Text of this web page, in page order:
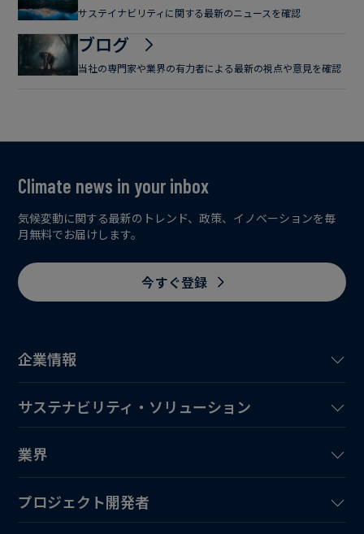
サステイナビリティに関する最新のニュースを確認
ブログ
当社の専門家や業界の有力者による最新の視点や意見を確認
企業情報
サステナビリティ・ソリューション
業界
プロジェクト開発者
Climate news in your inbox
気候変動に関する最新のトレンド、政策、イノベーションを毎
月無料でお届けします。
今すぐ登録